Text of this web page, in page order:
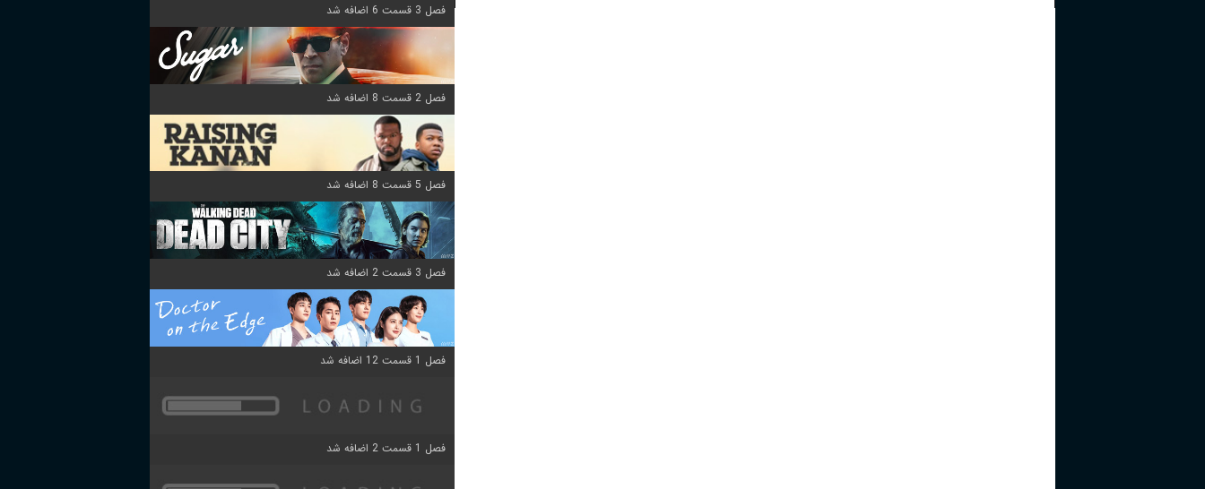
فصل 3 قسمت 6 اضافه شد
فصل 2 قسمت 8 اضافه شد
فصل 5 قسمت 8 اضافه شد
فصل 3 قسمت 2 اضافه شد
فصل 1 قسمت 12 اضافه شد
فصل 1 قسمت 2 اضافه شد